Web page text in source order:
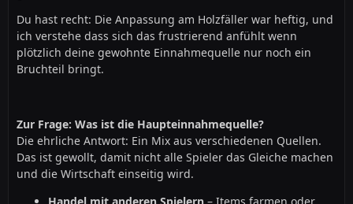
Du hast recht: Die Anpassung am Holzfäller war heftig, und
ich verstehe dass sich das frustrierend anfühlt wenn
plötzlich deine gewohnte Einnahmequelle nur noch ein
Bruchteil bringt.
Zur Frage: Was ist die Haupteinnahmequelle?
Die ehrliche Antwort: Ein Mix aus verschiedenen Quellen.
Das ist gewollt, damit nicht alle Spieler das Gleiche machen
und die Wirtschaft einseitig wird.